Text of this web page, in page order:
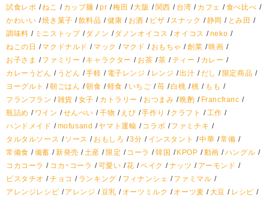
試食レポ
ねこ カップ麺 pr 梅田 大阪 関西 台湾 カフェ
食べ比べ
かわいい 焼き菓子 飲料品 健康 お酒 ピザ スナック 静岡
とみ田
調味料
ミニストップ ダノン ダノンオイコス オイコス
neko
ねこの日
マクドナルド マック マクド おもちゃ 創業 映画
お子さま
ファミリー キャラクター お茶 茶 ティー
カレー
カレーうどん
うどん 手軽 電子レンジ レンジ 出汁 だし
限定商品
ヨーグルト
朝ごはん 朝食 軽食 いちご 苺 白桃 桃
もも
フランフラン
雑貨 女子 カトラリー おつまみ 晩酌
Francfranc
瓶詰め
ワイン せんべい 干物 えび 手作り クラフト
工作
ハンドメイド
mofusand ヤマト運輸 コラボ
ファミチキ
タルタルソース
ソース おもしろ 3分 インスタント 中華 常備
常備食
備蓄 新発売 土産 限定 コーラ 韓国 KPOP 動画
ハングル
コカコーラ
コカ・コーラ 可愛い 花 ベイク ナッツ
アーモンド
ピスタチオ
チョコ ランキング フィナンシェ
ファミマル
アレンジレシピ
アレンジ 豆乳 オーツミルク オーツ麦 大豆
レシピ